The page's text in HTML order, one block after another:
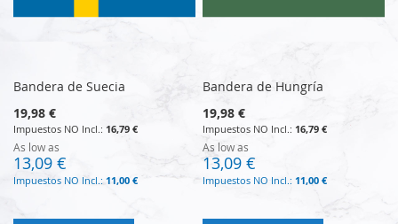
Bandera de Suecia
19,98 €
16,79 €
As low as
13,09 €
11,00 €
Bandera de Hungría
19,98 €
16,79 €
As low as
13,09 €
11,00 €